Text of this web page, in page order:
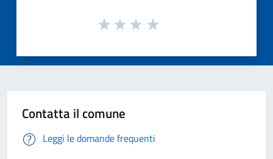
Contatta il comune
Leggi le domande frequenti